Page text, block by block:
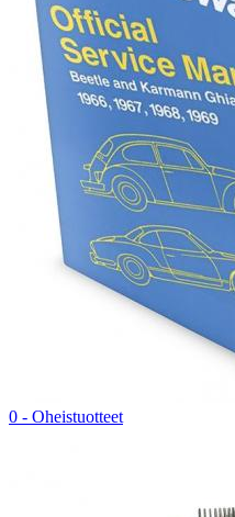
0 - Oheistuotteet